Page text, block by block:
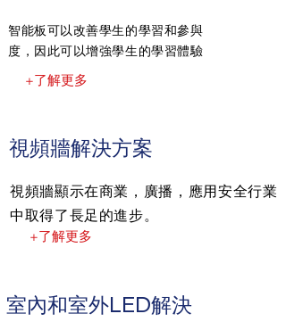
智能板可以改善學生的學習和參與
度，因此可以增強學生的學習體驗
+了解更多
視頻牆解決方案
視頻牆顯示在商業，廣播，應用安全行業
中取得了長足的進步。
+了解更多
室內和室外LED解決